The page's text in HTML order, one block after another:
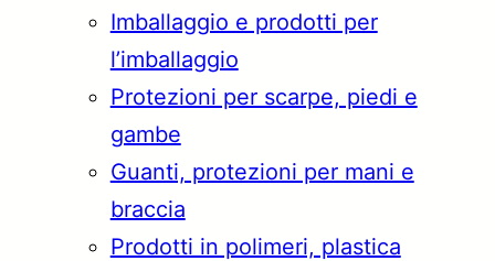
Imballaggio e prodotti per
l’imballaggio
Protezioni per scarpe, piedi e
gambe
Guanti, protezioni per mani e
braccia
Prodotti in polimeri, plastica
Türkçe
Français Italiano